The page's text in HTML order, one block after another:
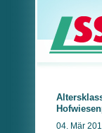
04. Mär